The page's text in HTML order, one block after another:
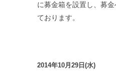
に募金箱を設置し、募
ております。
2014年10月29日(水)